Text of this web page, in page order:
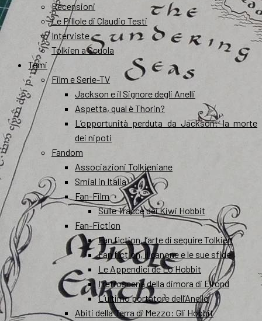
Recensioni
Le Pillole di Claudio Testi
Interviste
Tolkien a Scuola
Temi
Film e Serie-TV
Jackson e il Signore degli Anelli
Aspetta, qual è Thorin?
L’opportunità perduta da Jackson: la morte
dei nipoti
Fandom
Associazioni Tolkieniane
Smial in Italia
Fan-Film
Sulle Tracce dei Kiwi Hobbit
Fan-Fiction
Fan fiction, l’arte di seguire Tolkien
Fan fiction, il canone e le sue sfide
Le Appendici de Lo Hobbit
I retroscena della dimora di Elrond
L’ultimo portatore dell’Anello
Abiti della Terra di Mezzo: Gli Hobbit